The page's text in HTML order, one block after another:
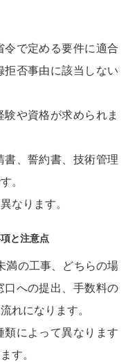
で定める要件に適合
拒否事由に該当しない
や資格が求められま
書、誓約書、技術管理
。
なります。
と注意点
満の工事、どちらの場
口への提出、手数料の
れになります。
類によって異なります
す。